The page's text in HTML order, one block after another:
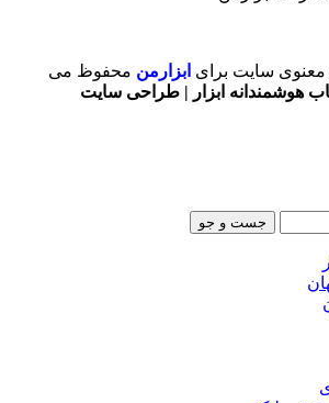
سایت برای ابزارمن محفوظ می‌
هوشمندانه ابزار | طراحی سایت
جست و جو